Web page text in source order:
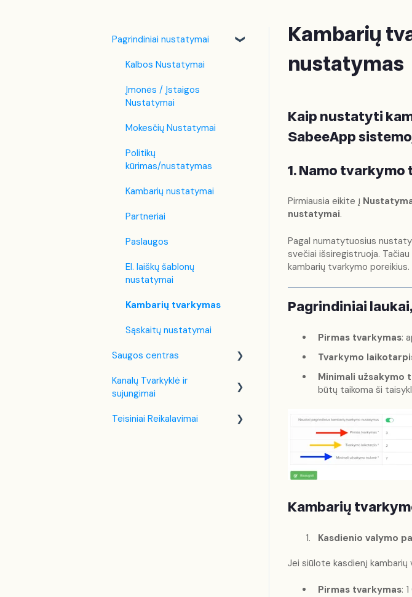
Kambarių
nustatymas
Kaip nustatyti
SabeeApp
1. Namo
Pirmiausia eikite į
nustatymai.
Pagal numatytuosius
svečiai išsiregistruoja.
kambarių tvarkymo poreikius.
Pagrindiniai
Pirmas tvarkymas:
Tvarkymo
Minimali užsakymo
būtų taikoma ši
Kambarių
Kasdienio valymo
Jei siūlote kasdienį
Pirmas tvarkymas:
Pagrindiniai nustatymai
Kalbos Nustatymai
Įmonės / Įstaigos
Nustatymai
Mokesčių Nustatymai
Politikų
kūrimas/nustatymas
Kambarių nustatymai
Partneriai
Paslaugos
El. laiškų šablonų
nustatymai
Kambarių tvarkymas
Sąskaitų nustatymai
Saugos centras
Dviejų Faktorių
Autentifikavimas (2FA)
Kanalų Tvarkyklė ir
sujungimai
Booking.com
Teisiniai Reikalavimai